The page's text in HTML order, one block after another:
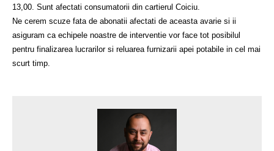
13,00. Sunt afectati consumatorii din cartierul Coiciu.
Ne cerem scuze fata de abonatii afectati de aceasta avarie si ii
asiguram ca echipele noastre de interventie vor face tot posibilul
pentru finalizarea lucrarilor si reluarea furnizarii apei potabile in cel mai
scurt timp.